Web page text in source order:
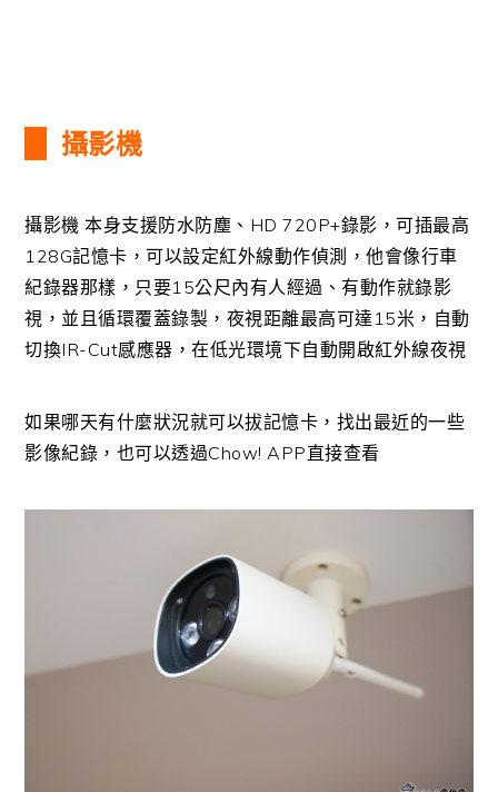
攝影機
攝影機 本身支援防水防塵、HD 720P+錄影，可插最高
128G記憶卡，可以設定紅外線動作偵測，他會像行車
紀錄器那樣，只要15公尺內有人經過、有動作就錄影
視，並且循環覆蓋錄製，夜視距離最高可達15米，自動
切換IR-Cut感應器，在低光環境下自動開啟紅外線夜視
如果哪天有什麼狀況就可以拔記憶卡，找出最近的一些
影像紀錄，也可以透過Chow! APP直接查看